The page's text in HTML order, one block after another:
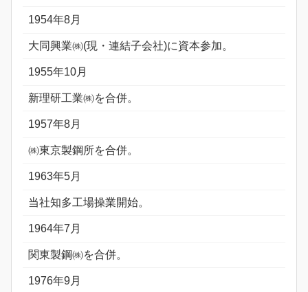
1954年8月
大同興業㈱(現・連結子会社)に資本参加。
1955年10月
新理研工業㈱を合併。
1957年8月
㈱東京製鋼所を合併。
1963年5月
当社知多工場操業開始。
1964年7月
関東製鋼㈱を合併。
1976年9月